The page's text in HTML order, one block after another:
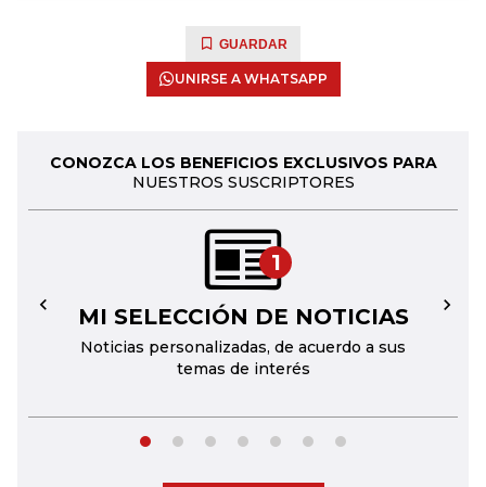
GUARDAR
UNIRSE A WHATSAPP
CONOZCA LOS BENEFICIOS EXCLUSIVOS PARA
NUESTROS SUSCRIPTORES
1
MI SELECCIÓN DE NOTICIAS
Noticias personalizadas, de acuerdo a sus
temas de interés
← →